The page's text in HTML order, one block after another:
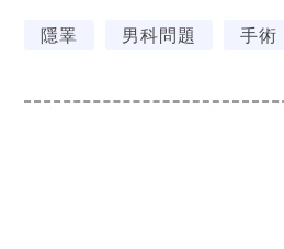
隱睪
男科問題 手術